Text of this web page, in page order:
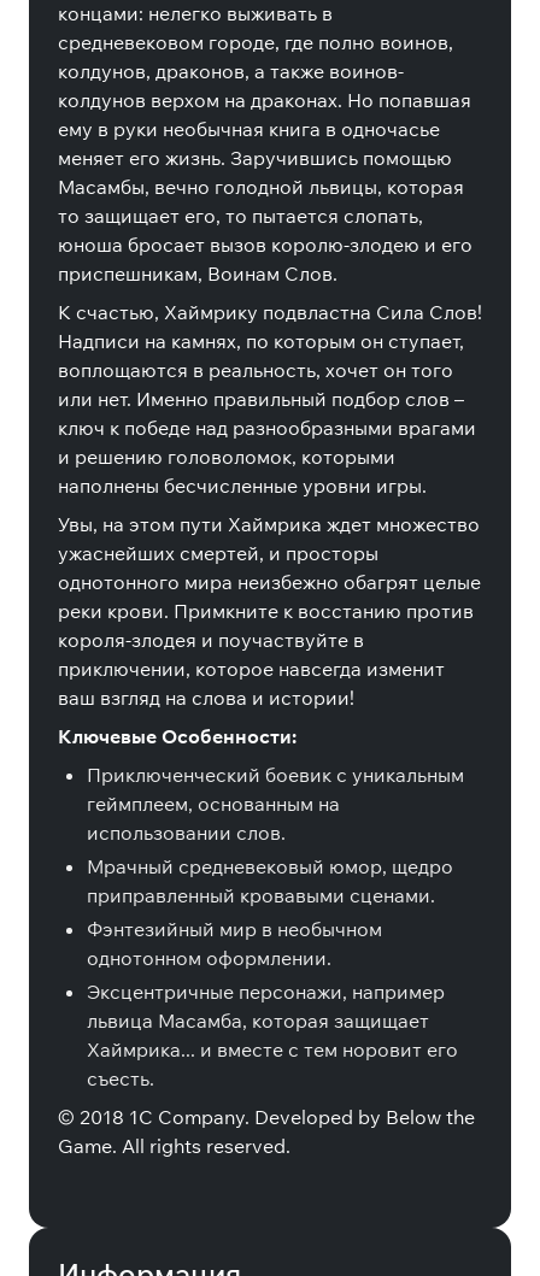
концами: нелегко выживать в
средневековом городе, где полно воинов,
колдунов, драконов, а также воинов-
колдунов верхом на драконах. Но попавшая
ему в руки необычная книга в одночасье
меняет его жизнь. Заручившись помощью
Масамбы, вечно голодной львицы, которая
то защищает его, то пытается слопать,
юноша бросает вызов королю-злодею и его
приспешникам, Воинам Слов.
К счастью, Хаймрику подвластна Сила Слов!
Надписи на камнях, по которым он ступает,
воплощаются в реальность, хочет он того
или нет. Именно правильный подбор слов –
ключ к победе над разнообразными врагами
и решению головоломок, которыми
наполнены бесчисленные уровни игры.
Увы, на этом пути Хаймрика ждет множество
ужаснейших смертей, и просторы
однотонного мира неизбежно обагрят целые
реки крови. Примкните к восстанию против
короля-злодея и поучаствуйте в
приключении, которое навсегда изменит
ваш взгляд на слова и истории!
Ключевые Особенности:
Приключенческий боевик с уникальным
геймплеем, основанным на
использовании слов.
Мрачный средневековый юмор, щедро
приправленный кровавыми сценами.
Фэнтезийный мир в необычном
однотонном оформлении.
Эксцентричные персонажи, например
львица Масамба, которая защищает
Хаймрика... и вместе с тем норовит его
съесть.
© 2018 1C Company. Developed by Below the
Game. All rights reserved.